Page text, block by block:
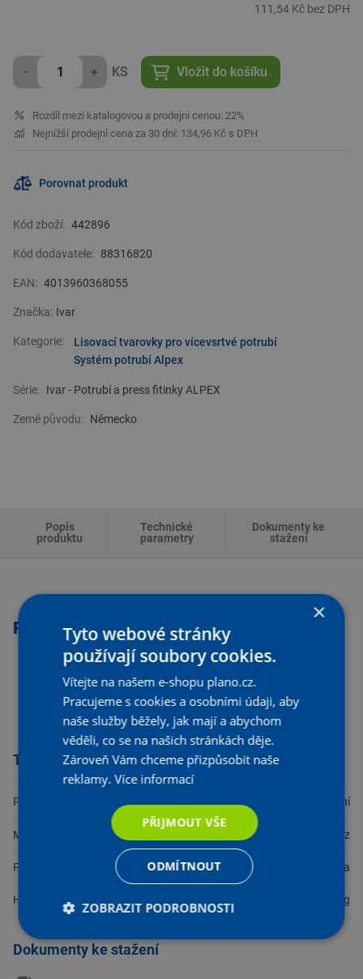
111,54 Kč bez DPH
- + KS Vložit do košíku
Rozdíl mezi katalogovou a prodejní cenou: 22%
Nejnižší prodejní cena za 30 dní: 134,96 Kč s DPH
Porovnat produkt
Kód zboží: 442896
Kód dodavatele: 88316820
EAN: 4013960368055
Značka: Ivar
Kategorie:
Lisovací tvarovky pro vícevsrtvé potrubí
Systém potrubí Alpex
Série: Ivar - Potrubí a press fitinky ALPEX
Země původu: Německo
Popis
produktu
Technické
parametry
Dokumenty ke
stažení
Popis produktu
PN 10, T = +120 °C
pro snadné uzavření potrubí ALPEX bez použití lisovacího
zařízení
materiál plast PPSU, objímka nerezová ocel, těsnění
Technické parametry
Použití Vytápění
Materiál Plast / nerez
Přepravované médium Voda
Hmotnost 0,014 kg
Dokumenty ke stažení
×
Tyto webové stránky
používají soubory cookies.
Vítejte na našem e-shopu plano.cz.
Pracujeme s cookies a osobními údaji, aby
naše služby běžely, jak mají a abychom
věděli, co se na našich stránkách děje.
Zároveň Vám chceme přizpůsobit naše
reklamy.Více informací
PŘIJMOUT VŠE
ODMÍTNOUT
ZOBRAZIT PODROBNOSTI